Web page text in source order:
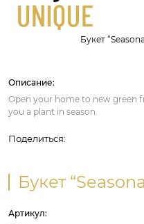
Букет
Описание:
Open your home to new green
you a plant in season.
Поделиться:
Букет
Артикул: